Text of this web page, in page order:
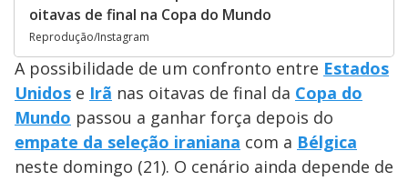
oitavas de final na Copa do Mundo
Reprodução/Instagram
A possibilidade de um confronto entre Estados
Unidos e Irã nas oitavas de final da Copa do
Mundo passou a ganhar força depois do
empate da seleção iraniana com a Bélgica
neste domingo (21). O cenário ainda depende de